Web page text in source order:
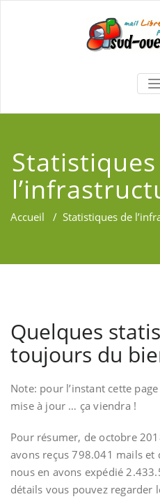
Accueil / Statistiques de
Quelques
toujours du
Note: pour l’instant cette
mise à jour … ça viendra !
Pour résumer, de octobre
avons reçus 798.041 mails
nous en avons expédié
détails vous pouvez regarder